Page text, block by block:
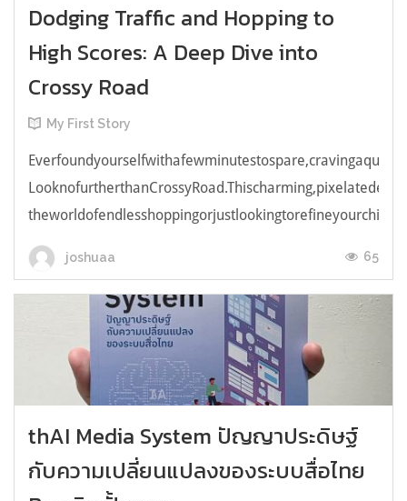
Dodging Traffic and Hopping to
High Scores: A Deep Dive into
Crossy Road
My First Story
joshuaa 65
thAI Media System ปัญญาประดิษฐ์
กับความเปลี่ยนแปลงของระบบสื่อไทย